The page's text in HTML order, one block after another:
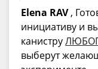
Elena RAV,
инициативу и
канистру
выберут